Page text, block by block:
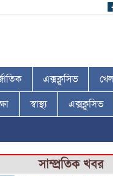
এক্সক্লুসিভ
স্বাস্থ্য এক্সক্লুসিভ
সাম্প্রতিক খবর